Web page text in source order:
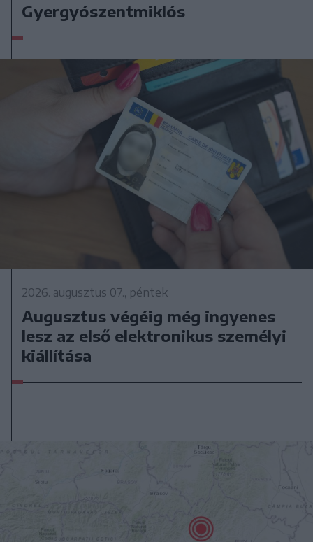
Gyergyószentmiklós
2026. augusztus 07., péntek
Augusztus végéig még ingyenes
lesz az első elektronikus személyi
kiállítása